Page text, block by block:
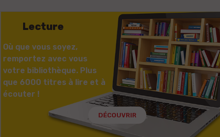
Lecture
Où que vous soyez,
remportez avec vous
votre bibliothèque. Plus
que 6000 titres à lire et à
écouter !
DÉCOUVRIR